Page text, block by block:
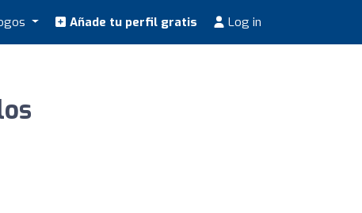
Añade tu perfil gratis Log in